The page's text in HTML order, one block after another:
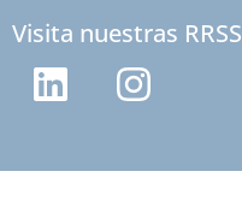
Visita nuestras RRSS